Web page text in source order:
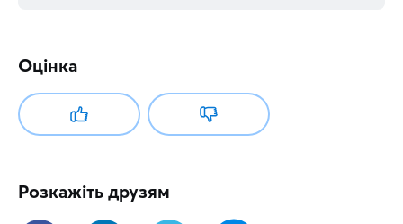
Оцінка
Розкажіть друзям